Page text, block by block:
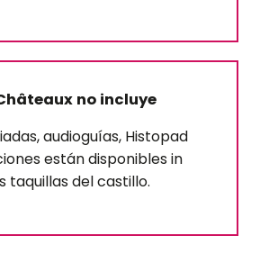
no incluye
audioguías, Histopad
están disponibles in
taquillas del castillo.